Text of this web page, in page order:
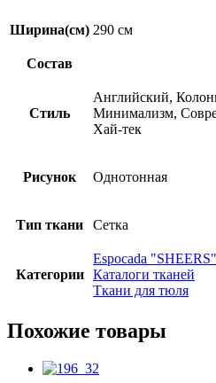
Ширина(см) 290 см
Состав
Стиль
Английский,
Минимализм,
Хай-тек
Рисунок Однотонная
Тип ткани Сетка
Категории
Espocadа "SHEERS"
Каталоги тканей
Ткани для тюля
Похожие товары